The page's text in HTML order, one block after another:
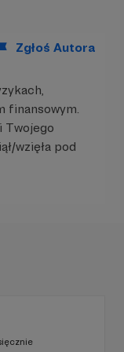
7 Szczytów
Festiwalu
Zgłoś Autora
finansowym.
Twojego
wzięła pod